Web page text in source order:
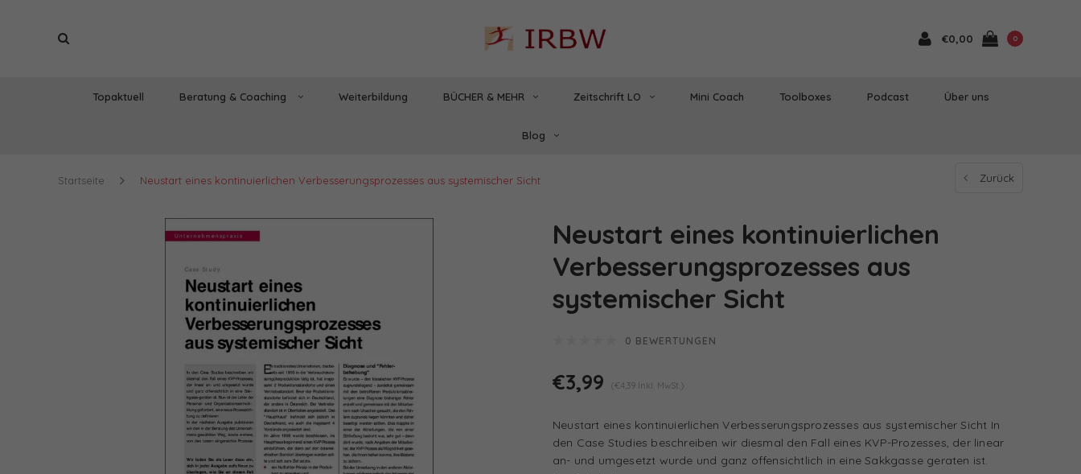
€0,00 0
Topaktuell Beratung & Coaching Weiterbildung BÜCHER & MEHR Zeitschrift LO Mini Coach Toolboxes Podcast Über uns
Blog
Startseite Neustart eines kontinuierlichen Verbesserungsprozesses aus systemischer Sicht Zurück
Neustart eines kontinuierlichen
Verbesserungsprozesses aus
systemischer Sicht
0 BEWERTUNGEN
€3,99 (€4,39 Inkl. MwSt.)
Neustart eines kontinuierlichen Verbesserungsprozesses aus systemischer Sicht In
den Case Studies beschreiben wir diesmal den Fall eines KVP-Prozesses, der linear
an- und umgesetzt wurde und ganz offensichtlich in eine Sakkgasse geraten ist.